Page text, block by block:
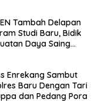
Tambah Delapan
Studi Baru, Bidik
Daya Saing
Enrekang Sambut
Baru Dengan Tari
dan Pedang Pora